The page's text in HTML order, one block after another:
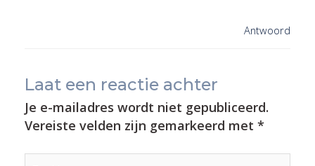
Antwoord
Laat een reactie achter
Je e-mailadres wordt niet gepubliceerd.
Vereiste velden zijn gemarkeerd met *